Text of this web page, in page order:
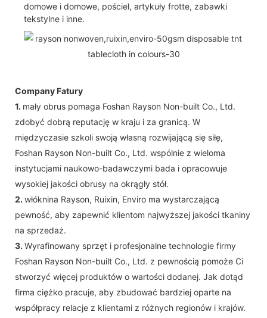
domowe i domowe, pościel, artykuły frotte, zabawki
tekstylne i inne.
Company Fatury
1. mały obrus pomaga Foshan Rayson Non-built Co., Ltd.
zdobyć dobrą reputację w kraju i za granicą. W
międzyczasie szkoli swoją własną rozwijającą się siłę,
Foshan Rayson Non-built Co., Ltd. wspólnie z wieloma
instytucjami naukowo-badawczymi bada i opracowuje
wysokiej jakości obrusy na okrągły stół.
2. włóknina Rayson, Ruixin, Enviro ma wystarczającą
pewność, aby zapewnić klientom najwyższej jakości tkaniny
na sprzedaż.
3. Wyrafinowany sprzęt i profesjonalne technologie firmy
Foshan Rayson Non-built Co., Ltd. z pewnością pomoże Ci
stworzyć więcej produktów o wartości dodanej. Jak dotąd
firma ciężko pracuje, aby zbudować bardziej oparte na
współpracy relacje z klientami z różnych regionów i krajów.